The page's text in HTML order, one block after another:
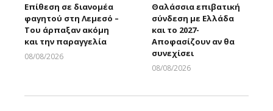
Επίθεση σε διανομέα
φαγητού στη Λεμεσό –
Του άρπαξαν ακόμη
και την παραγγελία
08/08/2026
Θαλάσσια επιβατική
σύνδεση με Ελλάδα
και το 2027-
Αποφασίζουν αν θα
συνεχίσει
08/08/2026